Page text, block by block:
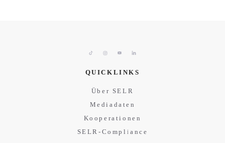
QUICKLINKS
Über SELR
Mediadaten
Kooperationen
SELR-Compliance